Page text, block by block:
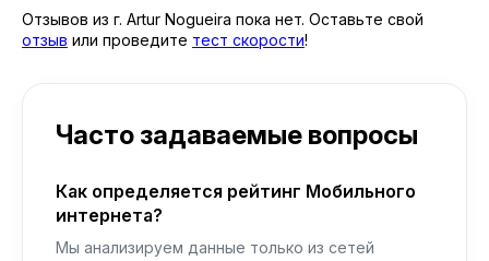
Отзывов из г. Artur Nogueira пока нет. Оставьте свой
отзыв или проведите тест скорости!
Часто задаваемые вопросы
Как определяется рейтинг Мобильного
интернета?
Мы анализируем данные только из сетей